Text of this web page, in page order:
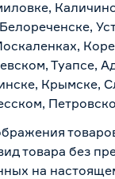
Туапсе,
Крымске,
товара без
на